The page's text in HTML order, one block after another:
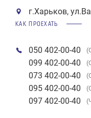
г.Харьков,
КАК ПРОЕХАТЬ
050 402-00-40
099 402-00-40
073 402-00-40
095 402-00-40
097 402-00-40